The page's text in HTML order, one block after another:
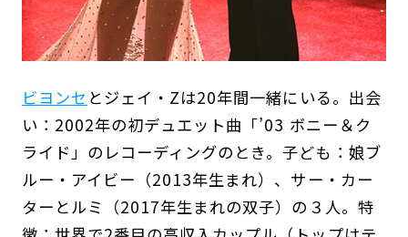
ビヨンセ とジェイ・Zは20年間一緒にいる。出会
い：2002年の初デュエット曲「’03 ボニー＆ク
ライド」のレコーディングのとき。子ども：娘ブ
ルー・アイビー（2013年生まれ）、サー・カー
ターとルミ（2017年生まれの双子）の３人。特